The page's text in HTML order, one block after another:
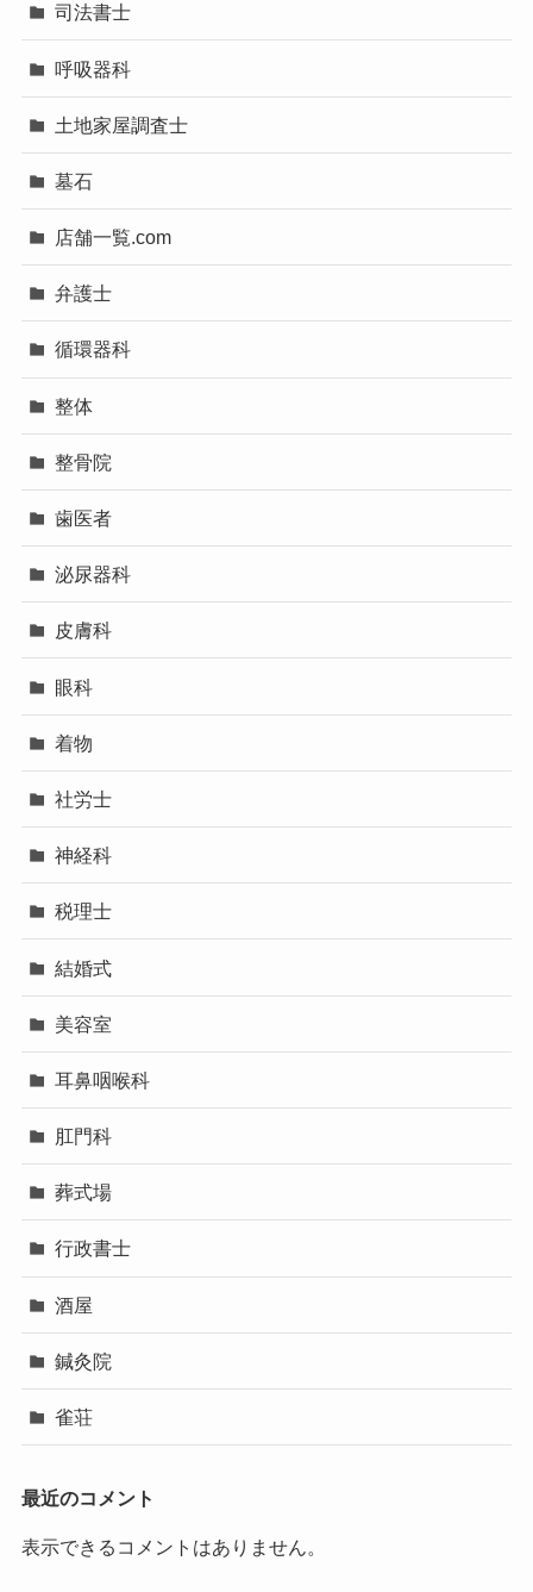
司法書士
呼吸器科
土地家屋調査士
墓石
店舗一覧.com
弁護士
循環器科
整体
整骨院
歯医者
泌尿器科
皮膚科
眼科
着物
社労士
神経科
税理士
結婚式
美容室
耳鼻咽喉科
肛門科
葬式場
行政書士
酒屋
鍼灸院
雀荘
最近のコメント
表示できるコメントはありません。